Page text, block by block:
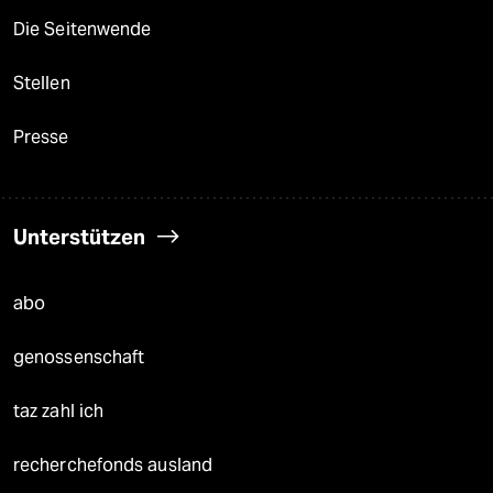
Die Seitenwende
Stellen
Presse
Unterstützen
abo
genossenschaft
taz zahl ich
recherchefonds ausland